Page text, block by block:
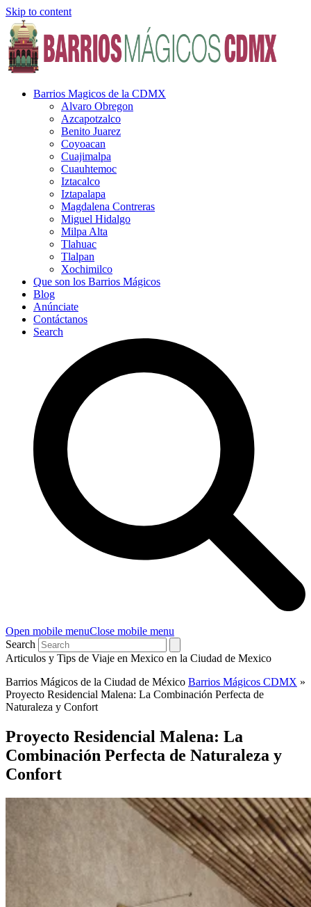
Skip to content
Barrios Magicos de la CDMX
Alvaro Obregon
Azcapotzalco
Benito Juarez
Coyoacan
Cuajimalpa
Cuauhtemoc
Iztacalco
Iztapalapa
Magdalena Contreras
Miguel Hidalgo
Milpa Alta
Tlahuac
Tlalpan
Xochimilco
Que son los Barrios Mágicos
Blog
Anúnciate
Contáctanos
Search
Open mobile menuClose mobile menu
Search
Articulos y Tips de Viaje en Mexico en la Ciudad de Mexico
Barrios Mágicos de la Ciudad de México Barrios Mágicos CDMX »
Proyecto Residencial Malena: La Combinación Perfecta de
Naturaleza y Confort
Proyecto Residencial Malena: La
Combinación Perfecta de Naturaleza y
Confort